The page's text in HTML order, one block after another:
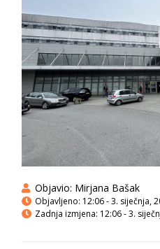
Objavio: Mirjana Bašak
Objavljeno: 12:06 - 3. siječnja,
Zadnja izmjena: 12:06 - 3.